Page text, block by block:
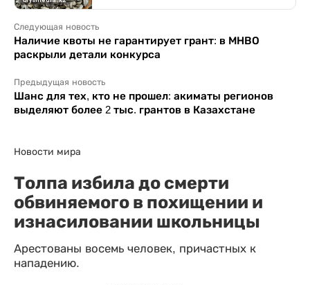
Следующая новость
Наличие квоты не гарантирует грант: в МНВО
раскрыли детали конкурса
Предыдущая новость
Шанс для тех, кто не прошел: акиматы регионов
выделяют более 2 тыс. грантов в Казахстане
Новости мира
Толпа избила до смерти
обвиняемого в похищении и
изнасиловании школьницы
Арестованы восемь человек, причастных к
нападению.